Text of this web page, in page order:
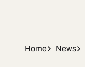
Home News